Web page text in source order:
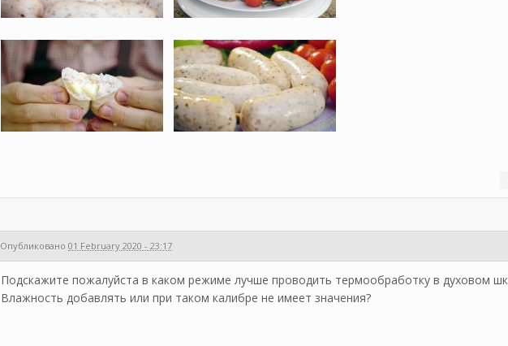
Опубликовано01 February 2020 - 23:17
Подскажите пожалуйста в каком режиме лучше проводить термообработку в духовом
Влажность добавлять или при таком калибре не имеет значения?